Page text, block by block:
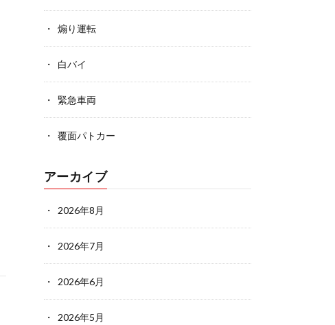
煽り運転
白バイ
緊急車両
覆面パトカー
アーカイブ
2026年8月
2026年7月
2026年6月
2026年5月